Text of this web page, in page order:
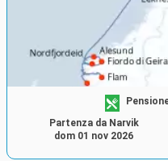
Partenza da Narvik
dom 01 nov 2026